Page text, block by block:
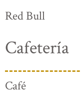
Red Bull
Cafetería
Café